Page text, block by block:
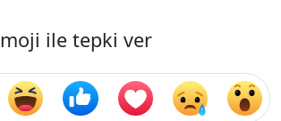
ile tepki ver